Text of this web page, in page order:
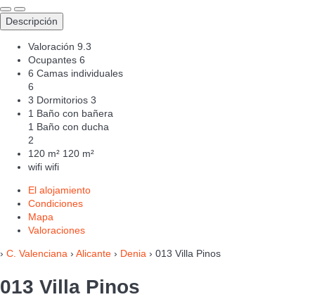
Descripción
Valoración 9.3
Ocupantes 6
6 Camas individuales
6
3 Dormitorios 3
1 Baño con bañera
1 Baño con ducha
2
120 m² 120 m²
wifi wifi
El alojamiento
Condiciones
Mapa
Valoraciones
› C. Valenciana › Alicante › Denia › 013 Villa Pinos
013 Villa Pinos